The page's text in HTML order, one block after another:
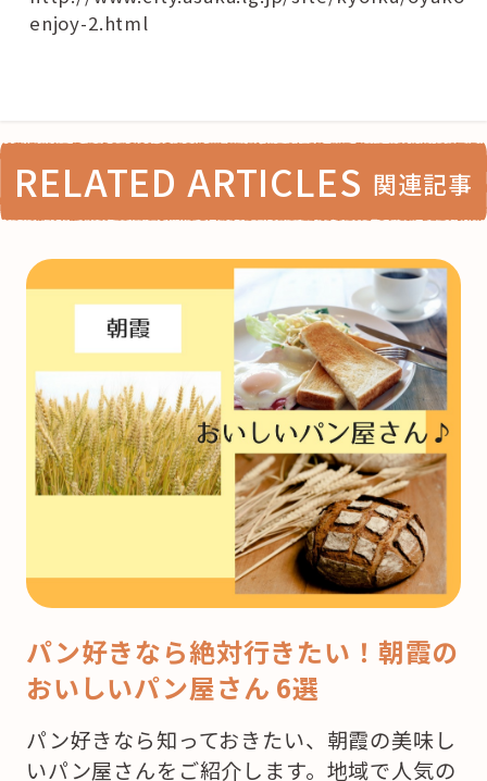
enjoy-2.html
RELATED ARTICLES 関連記事
パン好きなら絶対行きたい！朝霞の
おいしいパン屋さん 6選
パン好きなら知っておきたい、朝霞の美味し
いパン屋さんをご紹介します。地域で人気の